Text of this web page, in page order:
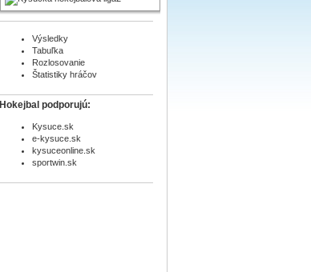
Výsledky
Tabuľka
Rozlosovanie
Štatistiky hráčov
Hokejbal podporujú:
Kysuce.sk
e-kysuce.sk
kysuceonline.sk
sportwin.sk